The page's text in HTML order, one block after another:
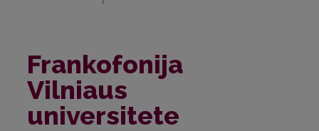
Frankofonija
Vilniaus
universitete